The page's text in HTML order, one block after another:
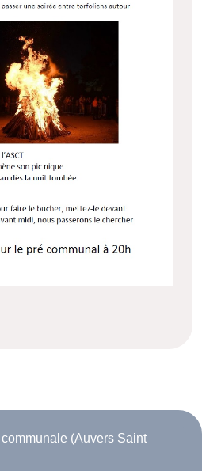
Commémoration
(Auvers Saint